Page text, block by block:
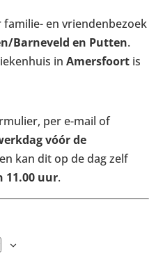
en vriendenbezoek
Barneveld en Putten.
in Amersfoort is
per e-mail of
vóór de
kan dit op de dag zelf
11.00 uur.